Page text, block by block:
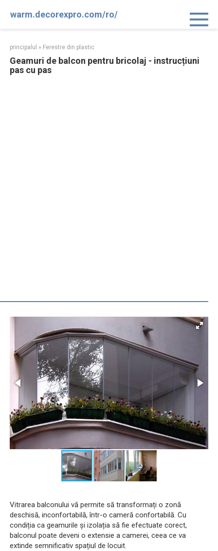
warm.decorexpro.com/ro/
principalul » Ferestre din plastic
Geamuri de balcon pentru bricolaj - instrucțiuni
pas cu pas
Vitrarea balconului vă permite să transformați o zonă
deschisă, inconfortabilă, într-o cameră confortabilă. Cu
condiția ca geamurile și izolația să fie efectuate corect,
balconul poate deveni o extensie a camerei, ceea ce va
extinde semnificativ spațiul de locuit.